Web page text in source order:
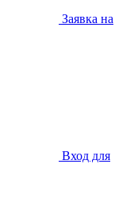
Заявка на
Вход для